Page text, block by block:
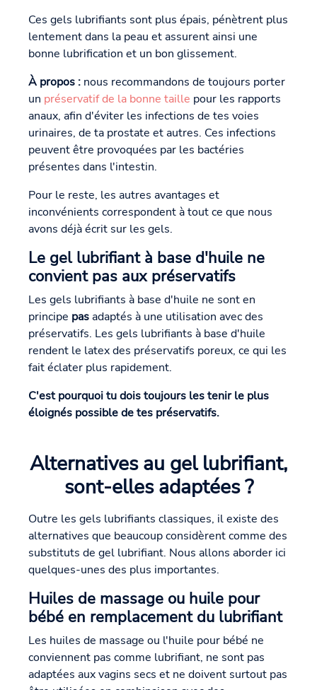
Ces gels lubrifiants sont plus épais, pénètrent plus
lentement dans la peau et assurent ainsi une
bonne lubrification et un bon glissement.
À propos : nous recommandons de toujours porter
un préservatif de la bonne taille pour les rapports
anaux, afin d'éviter les infections de tes voies
urinaires, de ta prostate et autres. Ces infections
peuvent être provoquées par les bactéries
présentes dans l'intestin.
Pour le reste, les autres avantages et
inconvénients correspondent à tout ce que nous
avons déjà écrit sur les gels.
Le gel lubrifiant à base d'huile ne
convient pas aux préservatifs
Les gels lubrifiants à base d'huile ne sont en
principe pasadaptés à une utilisation avec des
préservatifs. Les gels lubrifiants à base d'huile
rendent le latex des préservatifs poreux, ce qui les
fait éclater plus rapidement.
C'est pourquoi tu dois toujours les tenir le plus
éloignés possible de tes préservatifs.
Alternatives au gel lubrifiant,
sont-elles adaptées ?
Outre les gels lubrifiants classiques, il existe des
alternatives que beaucoup considèrent comme des
substituts de gel lubrifiant. Nous allons aborder ici
quelques-unes des plus importantes.
Huiles de massage ou huile pour
bébé en remplacement du lubrifiant
Les huiles de massage ou l'huile pour bébé ne
conviennent pas comme lubrifiant, ne sont pas
adaptées aux vagins secs et ne doivent surtout pas